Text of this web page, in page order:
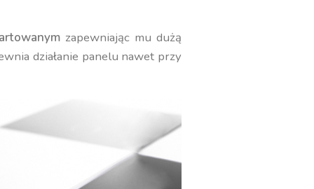
zapewniając mu dużą
działanie panelu nawet przy